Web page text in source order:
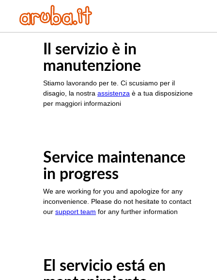
Il servizio è in
manutenzione
Stiamo lavorando per te. Ci scusiamo per il
disagio, la nostra assistenza è a tua disposizione
per maggiori informazioni
Service maintenance
in progress
We are working for you and apologize for any
inconvenience. Please do not hesitate to contact
our support team for any further information
El servicio está en